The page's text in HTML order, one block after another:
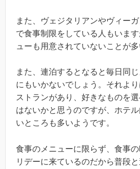
また、ヴェジタリアンやヴィー
で食事制限をしている人もいま
ューも用意されていないことが多
また、連泊するとなると毎日同
にもいかないでしょう。それよ
ストランがあり、好きなものを
はないかと思うのですが、ホテ
いところも多いようです。
食事のメニューに限らず、食事
リデーに来ているのだから普段